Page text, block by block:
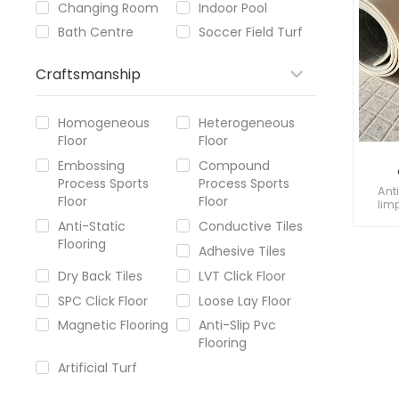
Changing Room
Indoor Pool
Bath Centre
Soccer Field Turf
Craftsmanship
Homogeneous
Floor
Heterogeneous
Floor
Embossing
Process Sports
Floor
Compound
Process Sports
Floor
Anti-Static
Flooring
Conductive Tiles
Adhesive Tiles
Dry Back Tiles
LVT Click Floor
SPC Click Floor
Loose Lay Floor
Magnetic Flooring
Anti-Slip Pvc
Flooring
Artificial Turf